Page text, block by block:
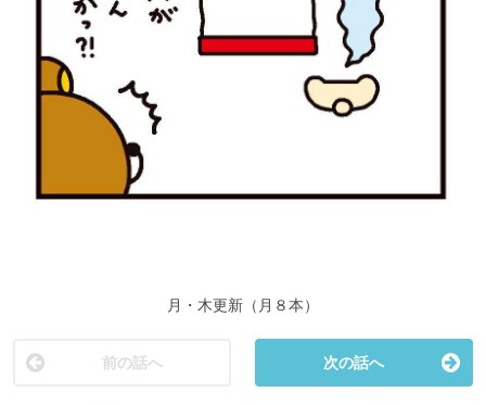
月・木更新（月８本）
前の話へ 次の話へ